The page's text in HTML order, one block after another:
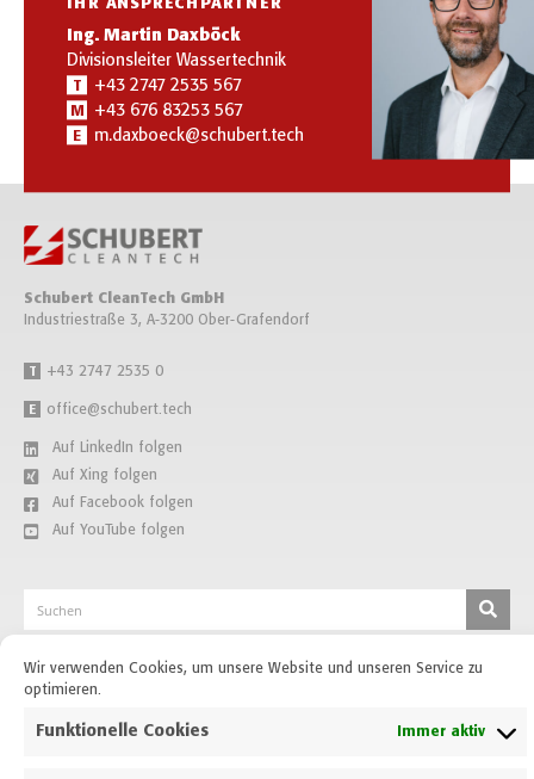
Wir verwenden Cookies, um unsere Website und unseren Service zu
optimieren.
Funktionelle Cookies Immer aktiv
IHR ANSPRECHPARTNER
Ing. Martin Daxböck
Divisionsleiter Wassertechnik
T +43 2747 2535 567
M +43 676 83253 567
E m.daxboeck@schubert.tech
Schubert CleanTech GmbH
Industriestraße 3, A-3200 Ober-Grafendorf
T +43 2747 2535 0
E office@schubert.tech
Auf LinkedIn folgen
Auf Xing folgen
Auf Facebook folgen
Auf YouTube folgen